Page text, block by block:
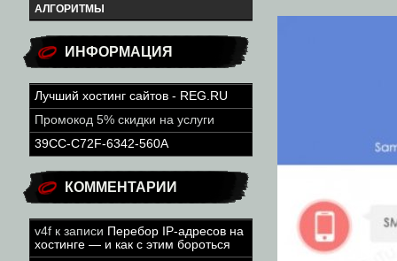
АЛГОРИТМЫ
ИНФОРМАЦИЯ
Лучший хостинг сайтов - REG.RU
Промокод 5% скидки на услуги
39CC-C72F-6342-560A
КОММЕНТАРИИ
v4f к записи Перебор IP-адресов на
хостинге — и как с этим бороться